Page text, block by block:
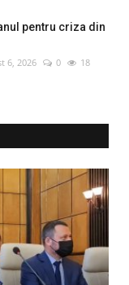
pentru criza din
6, 2026 0 18